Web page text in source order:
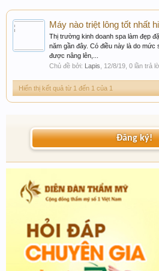
Máy nào triệt lông tốt nhất
Thị trường kinh doanh spa làm đẹp
năm gần đây. Có điều này là do
được nâng lên,...
Chủ đề bởi: Lapis 12/8/19 , 0 lần trả
Hiển thị kết quả từ 1 đến 1 của 1
Đăng ký!